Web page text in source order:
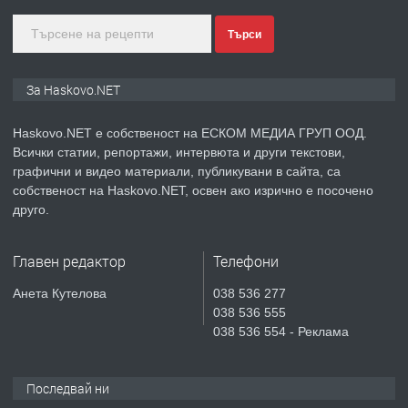
преди 4 дни
ПРЕДЛАГА СГЛОБЯВАНЕ НА МЕБЕЛИ.
№4119 Едностаен обзаведен
Търси
За Haskovo.NET
Haskovo.NET е собственост на ЕСКОМ МЕДИА ГРУП ООД.
Всички статии, репортажи, интервюта и други текстови,
графични и видео материали, публикувани в сайта, са
собственост на Haskovo.NET, освен ако изрично е посочено
друго.
Главен редактор
Анета Кутелова
Телефони
038 536 277
038 536 555
038 536 554 - Реклама
Последвай ни